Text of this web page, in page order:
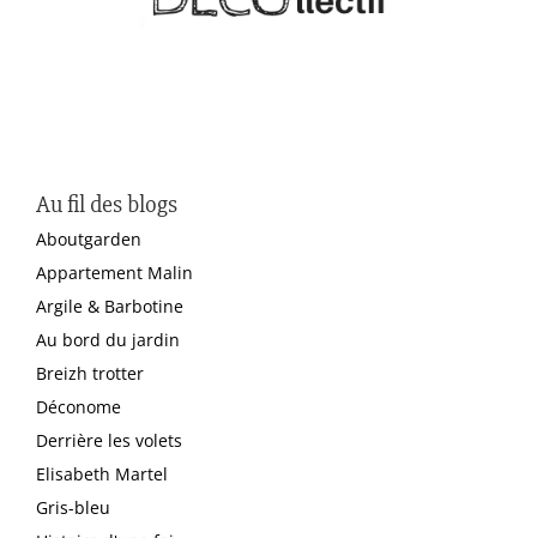
Au fil des blogs
Aboutgarden
Appartement Malin
Argile & Barbotine
Au bord du jardin
Breizh trotter
Déconome
Derrière les volets
Elisabeth Martel
Gris-bleu